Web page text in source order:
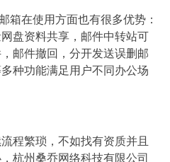
箱在使用方面也有很多优势：
盘资料共享，邮件中转站可
邮件撤回，分开发送误删邮
种功能满足用户不同办公场
程繁琐，不如找有资质并且
杭州桑乔网络科技有限公司